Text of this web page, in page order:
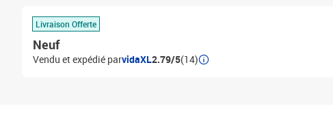
Livraison Offerte
Neuf
Vendu et expédié parvidaXL2.79/5(14)